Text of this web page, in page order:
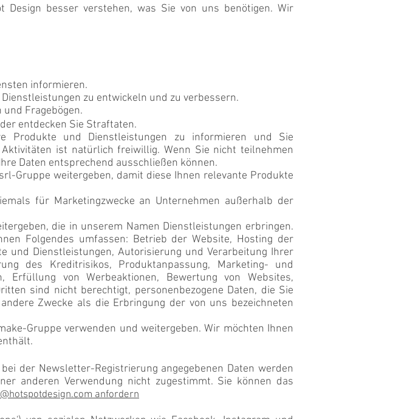
besser verstehen, was Sie von uns benötigen. Wir
informieren.
zu entwickeln und zu verbessern.
Fragebögen.
entdecken Sie Straftaten.
Produkte und Dienstleistungen zu informieren und Sie
ist natürlich freiwillig. Wenn Sie nicht teilnehmen
Daten entsprechend ausschließen können.
Gruppe weitergeben, damit diese Ihnen relevante Produkte
für Marketingzwecke an Unternehmen außerhalb der
die in unserem Namen Dienstleistungen erbringen.
Folgendes umfassen: Betrieb der Website, Hosting der
und Dienstleistungen, Autorisierung und Verarbeitung Ihrer
des Kreditrisikos, Produktanpassung, Marketing- und
Erfüllung von Werbeaktionen, Bewertung von Websites,
sind nicht berechtigt, personenbezogene Daten, die Sie
Zwecke als die Erbringung der von uns bezeichneten
Gruppe verwenden und weitergeben. Wir möchten Ihnen
der Newsletter-Registrierung angegebenen Daten werden
anderen Verwendung nicht zugestimmt. Sie können das
anfordern